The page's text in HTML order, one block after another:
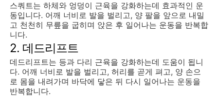
스쿼트는 하체와 엉덩이 근육을 강화하는데 효과적인 운
동입니다. 어깨 너비로 발을 벌리고, 양 팔을 앞으로 내밀
고 천천히 무릎을 굽히며 앉은 후 일어나는 운동을 반복합
니다.
2. 데드리프트
데드리프트는 등과 다리 근육을 강화하는데 도움이 됩니
다. 어깨 너비로 발을 벌리고, 허리를 곧게 펴고, 양 손으
로 몸을 내려가며 바닥에 닿은 뒤 다시 일어나는 운동을
반복합니다.